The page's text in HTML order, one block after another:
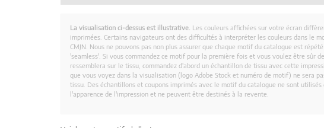
La visualisation ci-dessus est illustrative. Les couleurs affichées sur votre écran
imprimées. Certains navigateurs ont des difficultés à interpréter les couleurs dans le
CMJN. Nous ne pouvons pas non plus assurer que chaque motif du catalogue est
'seamless'. Si vous commandez ce motif pour la première fois et vous voulez être sûr
ressemblera sur le tissu, commandez d'abord un échantillon de tissu avec cette
que vous voyez dans la visualisation (logo Adobe Stock et numéro de motif) ne sera
tissu. Des échantillons et coupons imprimés avec le motif du catalogue ne sont
l'apparence de l'impression et ne peuvent être destinés à la revente.